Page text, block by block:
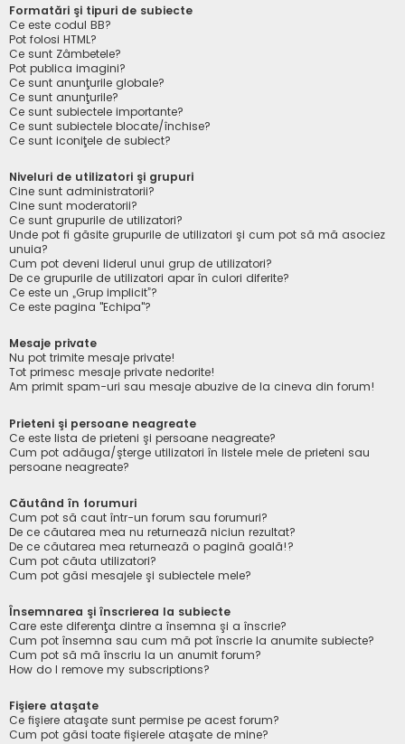
Formatări şi tipuri de subiecte
Ce este codul BB?
Pot folosi HTML?
Ce sunt Zâmbetele?
Pot publica imagini?
Ce sunt anunţurile globale?
Ce sunt anunţurile?
Ce sunt subiectele importante?
Ce sunt subiectele blocate/închise?
Ce sunt iconiţele de subiect?
Niveluri de utilizatori şi grupuri
Cine sunt administratorii?
Cine sunt moderatorii?
Ce sunt grupurile de utilizatori?
Unde pot fi găsite grupurile de utilizatori şi cum pot să mă asociez
unuia?
Cum pot deveni liderul unui grup de utilizatori?
De ce grupurile de utilizatori apar în culori diferite?
Ce este un „Grup implicit”?
Ce este pagina "Echipa"?
Mesaje private
Nu pot trimite mesaje private!
Tot primesc mesaje private nedorite!
Am primit spam-uri sau mesaje abuzive de la cineva din forum!
Prieteni şi persoane neagreate
Ce este lista de prieteni şi persoane neagreate?
Cum pot adăuga/şterge utilizatori în listele mele de prieteni sau
persoane neagreate?
Căutând în forumuri
Cum pot să caut într-un forum sau forumuri?
De ce căutarea mea nu returnează niciun rezultat?
De ce căutarea mea returnează o pagină goală!?
Cum pot căuta utilizatori?
Cum pot găsi mesajele şi subiectele mele?
Însemnarea şi înscrierea la subiecte
Care este diferenţa dintre a însemna şi a înscrie?
Cum pot însemna sau cum mă pot înscrie la anumite subiecte?
Cum pot să mă înscriu la un anumit forum?
How do I remove my subscriptions?
Fişiere ataşate
Ce fişiere ataşate sunt permise pe acest forum?
Cum pot găsi toate fişierele ataşate de mine?